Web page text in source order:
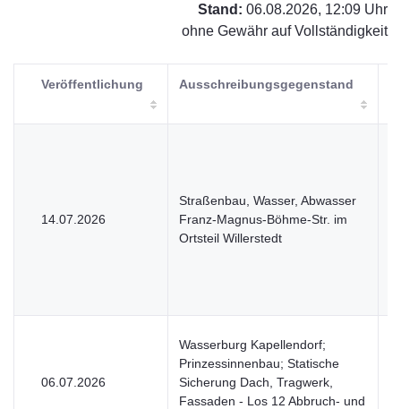
Stand: 06.08.2026, 12:09 Uhr
ohne Gewähr auf Vollständigkeit
Veröffentlichung Ausschreibungsgegenstand
14.07.2026
Straßenbau, Wasser, Abwasser
Franz-Magnus-Böhme-Str. im
Ortsteil Willerstedt
06.07.2026
Wasserburg Kapellendorf;
Prinzessinnenbau; Statische
Sicherung Dach, Tragwerk,
Fassaden - Los 12 Abbruch- und